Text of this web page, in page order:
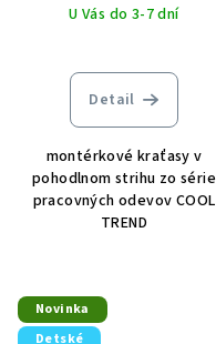
U Vás do 3-7 dní
Detail
montérkové kraťasy v
pohodlnom strihu zo série
pracovných odevov COOL
TREND
Novinka
Detské